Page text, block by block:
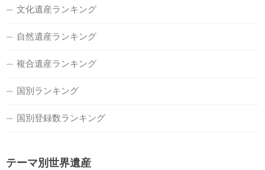
文化遺産ランキング
自然遺産ランキング
複合遺産ランキング
国別ランキング
国別登録数ランキング
テーマ別世界遺産